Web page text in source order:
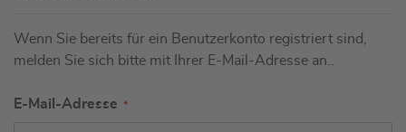
Wenn Sie bereits für ein Benutzerkonto registriert sind,
melden Sie sich bitte mit Ihrer E-Mail-Adresse an..
E-Mail-Adresse